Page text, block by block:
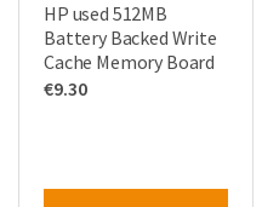
HP used 512MB
Battery Backed Write
Cache Memory Board
€9.30